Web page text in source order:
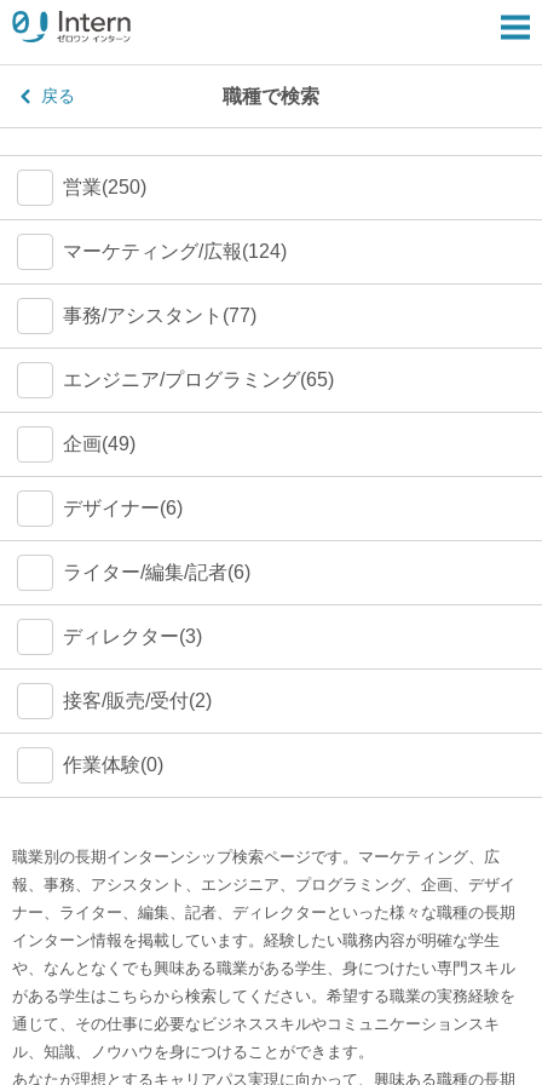
戻る 職種で検索
営業(250)
マーケティング/広報(124)
事務/アシスタント(77)
エンジニア/プログラミング(65)
企画(49)
デザイナー(6)
ライター/編集/記者(6)
ディレクター(3)
接客/販売/受付(2)
作業体験(0)
職業別の長期インターンシップ検索ページです。マーケティング、広
報、事務、アシスタント、エンジニア、プログラミング、企画、デザイ
ナー、ライター、編集、記者、ディレクターといった様々な職種の長期
インターン情報を掲載しています。経験したい職務内容が明確な学生
や、なんとなくでも興味ある職業がある学生、身につけたい専門スキル
がある学生はこちらから検索してください。希望する職業の実務経験を
通じて、その仕事に必要なビジネススキルやコミュニケーションスキ
ル、知識、ノウハウを身につけることができます。
あなたが理想とするキャリアパス実現に向かって、興味ある職種の長期